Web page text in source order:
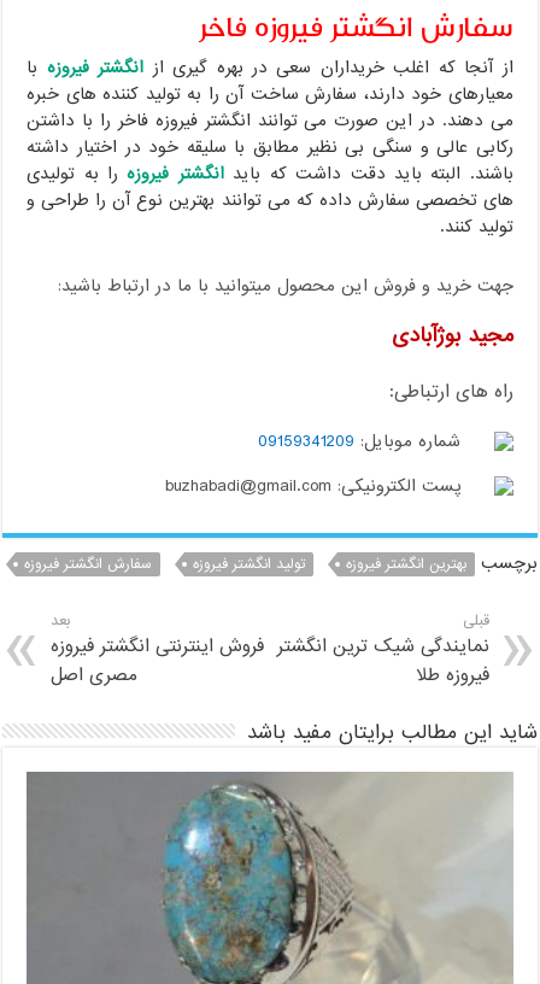
سفارش انگشتر فیروزه فاخر
از آنجا که اغلب خریداران سعی در بهره گیری از انگشتر فیروزه با
معیارهای خود دارند، سفارش ساخت آن را به تولید کننده های خبره
می دهند. در این صورت می توانند انگشتر فیروزه فاخر را با داشتن
رکابی عالی و سنگی بی نظیر مطابق با سلیقه خود در اختیار داشته
باشند. البته باید دقت داشت که بایدانگشتر فیروزهرا به تولیدی
های تخصصی سفارش داده که می توانند بهترین نوع آن را طراحی و
تولید کنند.
جهت خرید و فروش این محصول میتوانید با ما در ارتباط باشید:
مجید بوژآبادی
راه های ارتباطی:
شماره موبایل: 09159341209
پست الکترونیکی: buzhabadi@gmail.com
برچسب بهترین انگشتر فیروزه تولید انگشتر فیروزه سفارش انگشتر فیروزه
قبلی
نمایندگی شیک ترین انگشتر
فیروزه طلا
بعد
فروش اینترنتی انگشتر فیروزه
مصری اصل
شاید این مطالب برایتان مفید باشد